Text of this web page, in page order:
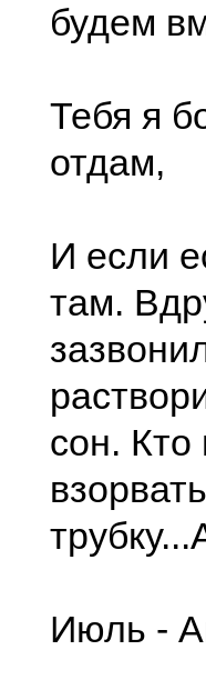
будем
Тебя я
отдам,
И если
там.
сон.
Июль -